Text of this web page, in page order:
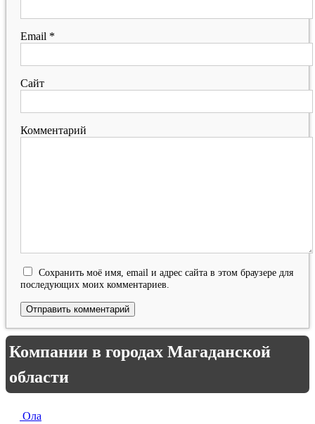
Email *
Сайт
Комментарий
Сохранить моё имя, email и адрес сайта в этом браузере для
последующих моих комментариев.
Компании в городах Магаданской
области
Ола